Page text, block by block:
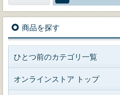
商品を探す
ひとつ前のカテゴリ一覧
オンラインストア トップ